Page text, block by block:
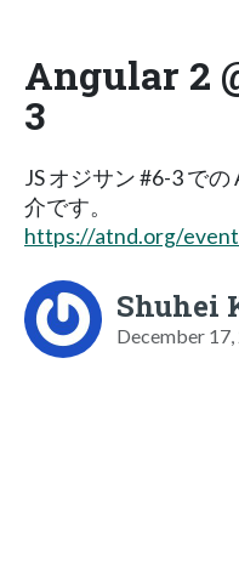
Angular 2
3
JS オジサン #6-3 で
介です。
https://atnd.org/
Shuhei
December 17,